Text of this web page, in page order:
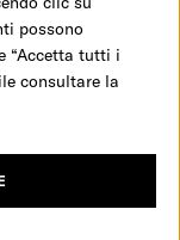
possono
“Accetta tutti i
consultare la